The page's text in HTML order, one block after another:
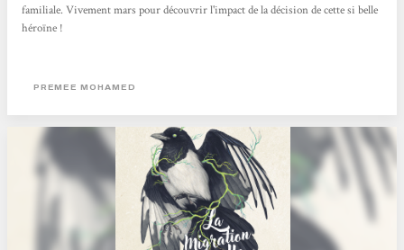
familiale. Vivement mars pour découvrir l'impact de la décision de cette si belle
héroïne !
PREMEE MOHAMED